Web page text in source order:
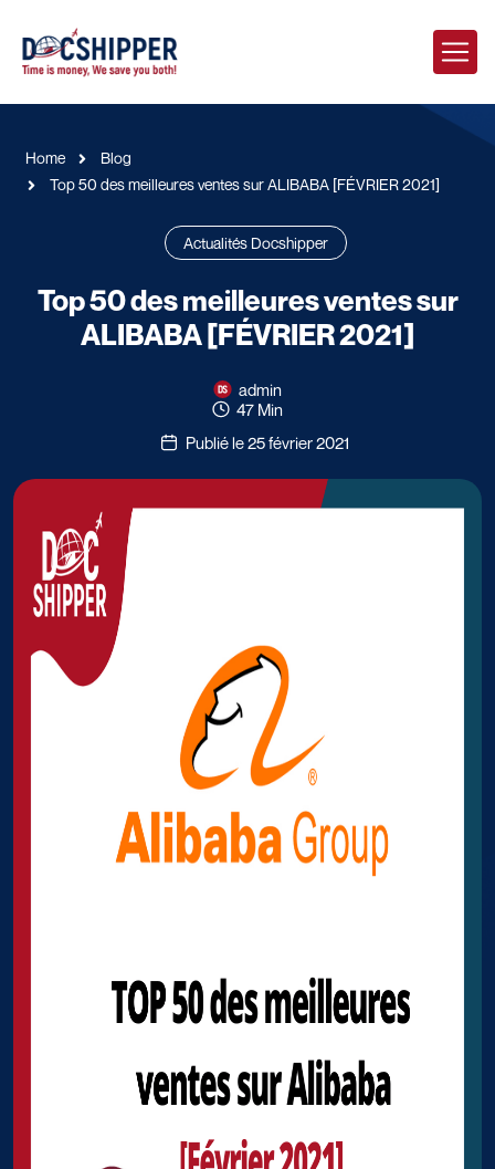
Home
Blog
Top 50 des meilleures ventes sur ALIBABA [FÉVRIER 2021]
Actualités Docshipper
Top 50 des meilleures ventes sur
ALIBABA [FÉVRIER 2021]
admin
47 Min
Publié le 25 février 2021